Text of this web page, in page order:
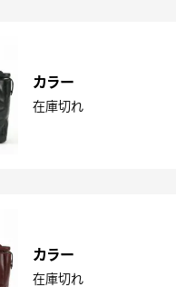
カラー
在庫切れ
カラー
在庫切れ